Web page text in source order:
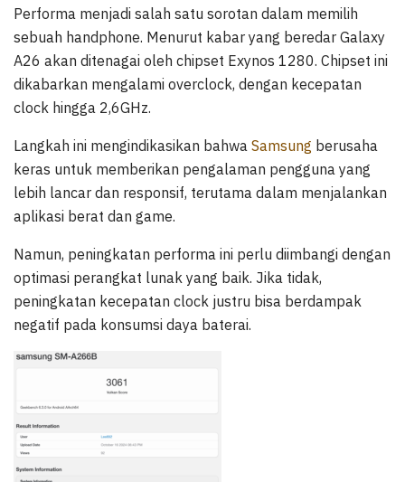
Performa menjadi salah satu sorotan dalam memilih
sebuah handphone. Menurut kabar yang beredar Galaxy
A26 akan ditenagai oleh chipset Exynos 1280. Chipset ini
dikabarkan mengalami overclock, dengan kecepatan
clock hingga 2,6GHz.
Langkah ini mengindikasikan bahwa Samsung berusaha
keras untuk memberikan pengalaman pengguna yang
lebih lancar dan responsif, terutama dalam menjalankan
aplikasi berat dan game.
Namun, peningkatan performa ini perlu diimbangi dengan
optimasi perangkat lunak yang baik. Jika tidak,
peningkatan kecepatan clock justru bisa berdampak
negatif pada konsumsi daya baterai.